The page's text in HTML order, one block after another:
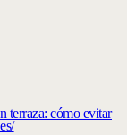
terraza: cómo evitar
/